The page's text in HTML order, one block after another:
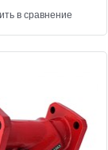
в сравнение